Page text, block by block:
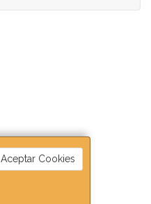
Aceptar Cookies